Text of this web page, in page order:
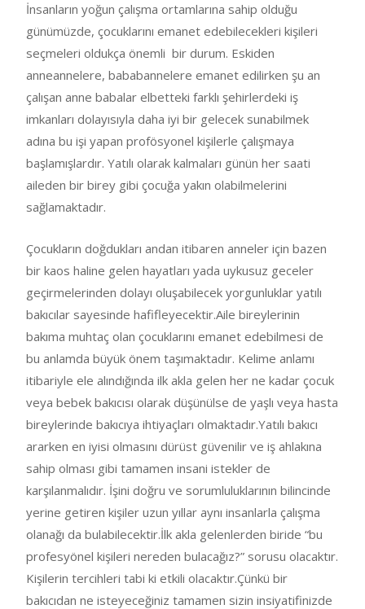
İnsanların yoğun çalışma ortamlarına sahip olduğu
günümüzde, çocuklarını emanet edebilecekleri kişileri
seçmeleri oldukça önemli bir durum. Eskiden
anneannelere, bababannelere emanet edilirken şu an
çalışan anne babalar elbetteki farklı şehirlerdeki iş
imkanları dolayısıyla daha iyi bir gelecek sunabilmek
adına bu işi yapan profösyonel kişilerle çalışmaya
başlamışlardır. Yatılı olarak kalmaları günün her saati
aileden bir birey gibi çocuğa yakın olabilmelerini
sağlamaktadır.
Çocukların doğdukları andan itibaren anneler için bazen
bir kaos haline gelen hayatları yada uykusuz geceler
geçirmelerinden dolayı oluşabilecek yorgunluklar yatılı
bakıcılar sayesinde hafifleyecektir.Aile bireylerinin
bakıma muhtaç olan çocuklarını emanet edebilmesi de
bu anlamda büyük önem taşımaktadır. Kelime anlamı
itibariyle ele alındığında ilk akla gelen her ne kadar çocuk
veya bebek bakıcısı olarak düşünülse de yaşlı veya hasta
bireylerinde bakıcıya ihtiyaçları olmaktadır.Yatılı bakıcı
ararken en iyisi olmasını dürüst güvenilir ve iş ahlakına
sahip olması gibi tamamen insani istekler de
karşılanmalıdır. İşini doğru ve sorumluluklarının bilincinde
yerine getiren kişiler uzun yıllar aynı insanlarla çalışma
olanağı da bulabilecektir.İlk akla gelenlerden biride “bu
profesyönel kişileri nereden bulacağız?” sorusu olacaktır.
Kişilerin tercihleri tabi ki etkili olacaktır.Çünkü bir
bakıcıdan ne isteyeceğiniz tamamen sizin insiyatifinizde